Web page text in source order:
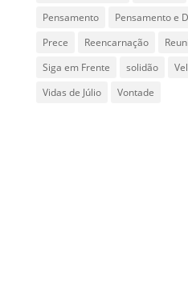
Pensamento
Pensamento e
Prece
Reencarnação
Siga em Frente
solidão
Vidas de Júlio
Vontade